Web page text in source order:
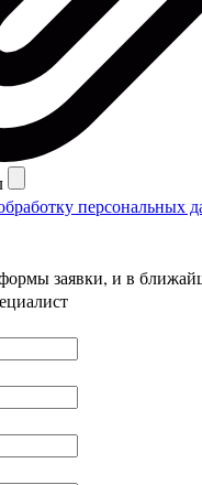
персональных
заявки, и в